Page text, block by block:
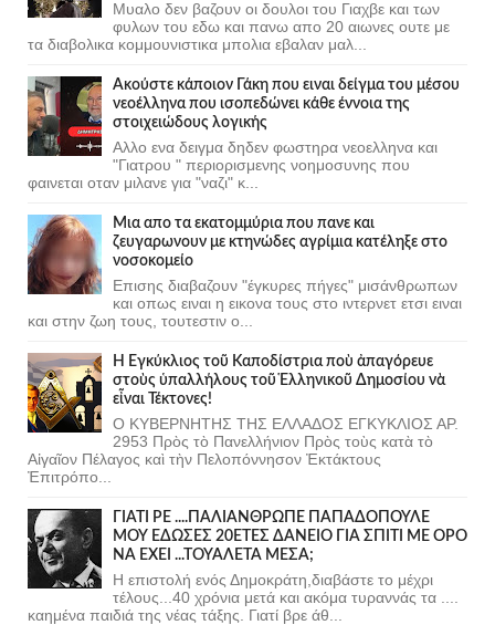
Μυαλο δεν βαζουν οι δουλοι του Γιαχβε και των
φυλων του εδω και πανω απο 20 αιωνες ουτε με
τα διαβολικα κομμουνιστικα μπολια εβαλαν μαλ...
Ακούστε κάποιον Γάκη που ειναι δείγμα του μέσου
νεοέλληνα που ισοπεδώνει κάθε έννοια της
στοιχειώδους λογικής
Αλλο ενα δειγμα δηδεν φωστηρα νεοελληνα και
"Γιατρου " περιορισμενης νοημοσυνης που
φαινεται οταν μιλανε για "ναζι" κ...
Μια απο τα εκατομμύρια που πανε και
ζευγαρωνουν με κτηνώδες αγρίμια κατέληξε στο
νοσοκομείο
Επισης διαβαζουν "έγκυρες πήγες" μισάνθρωπων
και οπως ειναι η εικονα τους στο ιντερνετ ετσι ειναι
και στην ζωη τους, τουτεστιν ο...
Ἡ Ἐγκύκλιος τοῦ Καποδίστρια ποὺ ἀπαγόρευε
στοὺς ὑπαλλήλους τοῦ Ἑλληνικοῦ Δημοσίου νὰ
εἶναι Τέκτονες!
Ο ΚΥΒΕΡΝΗΤΗΣ ΤΗΣ ΕΛΛΑΔΟΣ ΕΓΚΥΚΛΙΟΣ ΑΡ.
2953 Πρὸς τὸ Πανελλήνιον Πρὸς τοὺς κατὰ τὸ
Αἰγαῖον Πέλαγος καὶ τὴν Πελοπόννησον Ἐκτάκτους
Ἐπιτρόπο...
ΓΙΑΤΙ ΡΕ ....ΠΑΛΙΑΝΘΡΩΠΕ ΠΑΠΑΔΟΠΟΥΛΕ
ΜΟΥ ΕΔΩΣΕΣ 20ΕΤΕΣ ΔΑΝΕΙΟ ΓΙΑ ΣΠΙΤΙ ΜΕ ΟΡΟ
ΝΑ ΕΧΕΙ ...ΤΟΥΑΛΕΤΑ ΜΕΣΑ;
Η επιστολή ενός Δημοκράτη,διαβάστε το μέχρι
τέλους...40 χρόνια μετά και ακόμα τυραννάς τα ....
καημένα παιδιά της νέας τάξης. Γιατί βρε άθ...